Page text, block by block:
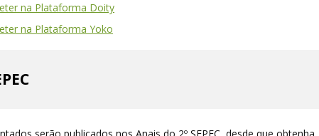
na Plataforma Doity
na Plataforma Yoko
serão publicados nos Anais do 2º SEPEC, desde que obtenha